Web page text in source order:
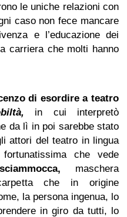
le uniche relazioni con
caso non fece mancare
e l’educazione dei
carriera che molti hanno
di esordire a teatro
in cui interpretò
da lì in poi sarebbe stato
attori del teatro in lingua
che vede
maschera
che in origine
la persona ingenua, lo
in giro da tutti, lo